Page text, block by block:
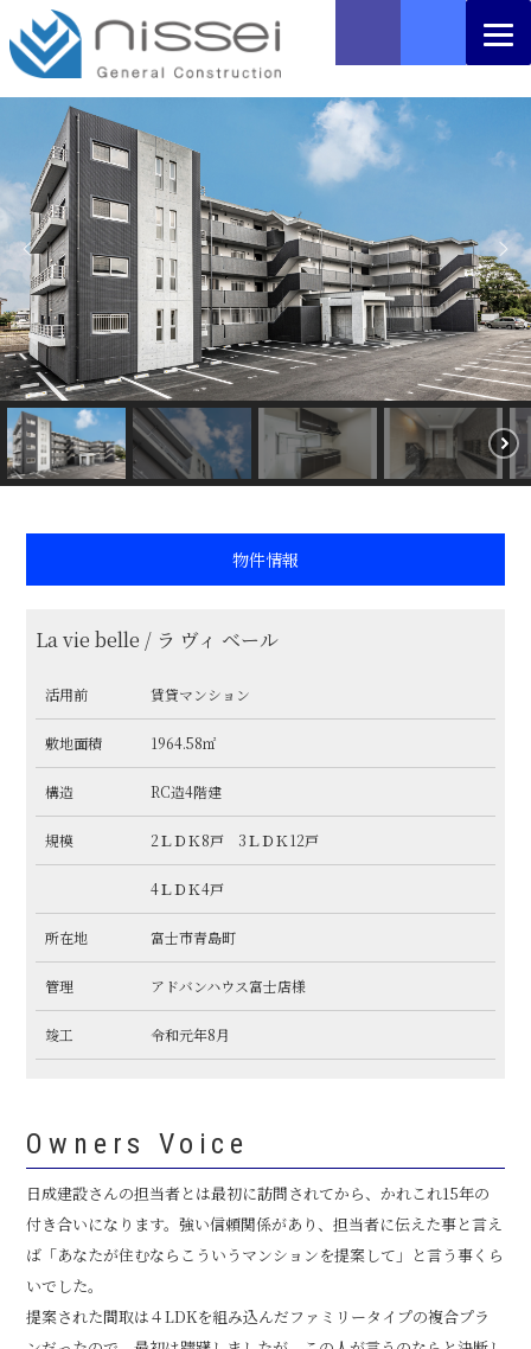
物件情報
La vie belle / ラ ヴィ ベール
活用前 賃貸マンション
敷地面積 1964.58㎡
構造 RC造4階建
規模 2ＬＤＫ8戸 3ＬＤＫ12戸
4ＬＤＫ4戸
所在地 富士市青島町
管理 アドバンハウス富士店様
竣工 令和元年8月
Owners Voice
日成建設さんの担当者とは最初に訪問されてから、かれこれ15年の
付き合いになります。強い信頼関係があり、担当者に伝えた事と言え
ば「あなたが住むならこういうマンションを提案して」と言う事くら
いでした。
提案された間取は４LDKを組み込んだファミリータイプの複合プラ